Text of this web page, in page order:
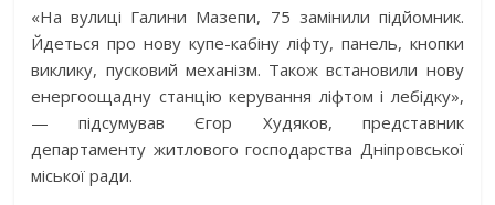
«На вулиці Галини Мазепи, 75 замінили підйомник.
Йдеться про нову купе-кабіну ліфту, панель, кнопки
виклику, пусковий механізм. Також встановили нову
енергоощадну станцію керування ліфтом і лебідку»,
— підсумував Єгор Худяков, представник
департаменту житлового господарства Дніпровської
міської ради.